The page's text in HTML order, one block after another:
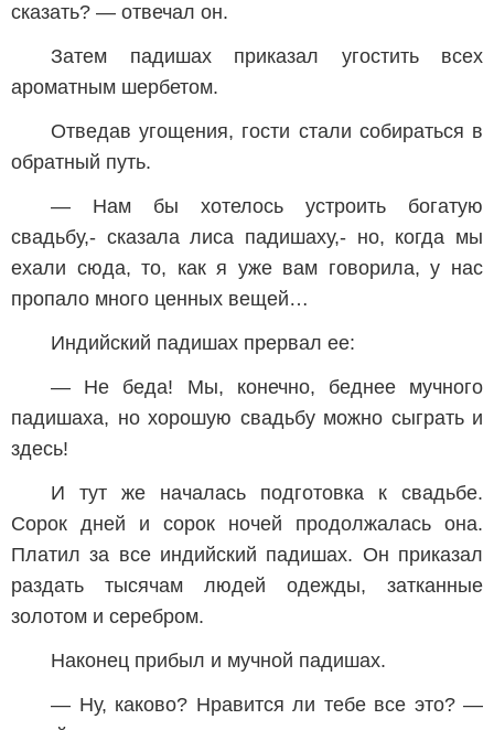
сказать? — отвечал он.
Затем падишах приказал угостить всех
ароматным шербетом.
Отведав угощения, гости стали собираться в
обратный путь.
— Нам бы хотелось устроить богатую
свадьбу,- сказала лиса падишаху,- но, когда мы
ехали сюда, то, как я уже вам говорила, у нас
пропало много ценных вещей…
Индийский падишах прервал ее:
— Не беда! Мы, конечно, беднее мучного
падишаха, но хорошую свадьбу можно сыграть и
здесь!
И тут же началась подготовка к свадьбе.
Сорок дней и сорок ночей продолжалась она.
Платил за все индийский падишах. Он приказал
раздать тысячам людей одежды, затканные
золотом и серебром.
Наконец прибыл и мучной падишах.
— Ну, каково? Нравится ли тебе все это? —